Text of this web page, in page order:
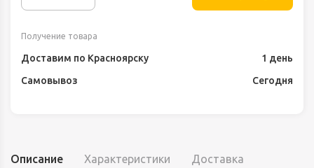
Получение товара
Доставим по Красноярску
1 день
Самовывоз
Сегодня
Описание Характеристики Доставка